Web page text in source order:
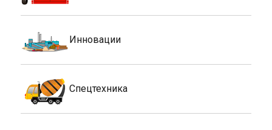
Инновации
Спецтехника